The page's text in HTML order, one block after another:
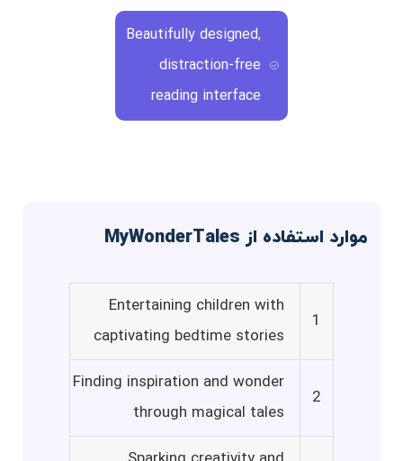
Beautifully designed,
distraction-free
reading interface
موارد استفاده از MyWonderTales
1
Entertaining children with
captivating bedtime stories
2
Finding inspiration and wonder
through magical tales